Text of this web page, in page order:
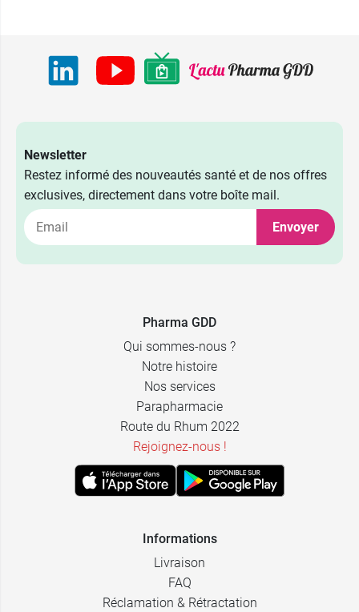
Newsletter
Restez informé des nouveautés santé et de nos offres
exclusives, directement dans votre boîte mail.
Envoyer
Pharma GDD
Qui sommes-nous ?
Notre histoire
Nos services
Parapharmacie
Route du Rhum 2022
Rejoignez-nous !
Informations
Livraison
FAQ
Réclamation & Rétractation